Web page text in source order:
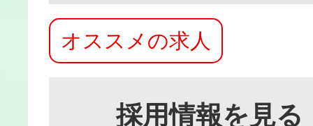
オススメの求人
採用情報を見る